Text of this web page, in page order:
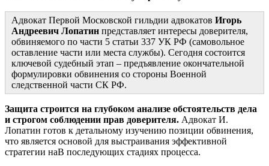
Адвокат Первой Московской гильдии адвокатов Игорь
Андреевич Лопатин представляет интересы доверителя,
обвиняемого по части 5 статьи 337 УК РФ (самовольное
оставление части или места службы). Сегодня состоится
ключевой судебный этап – предъявление окончательной
формулировки обвинения со стороны Военной
следственной части СК РФ.
Защита строится на глубоком анализе обстоятельств дела
и строгом соблюдении прав доверителя. Адвокат И.
Лопатин готов к детальному изучению позиции обвинения,
что является основой для выстраивания эффективной
стратегии наВ последующих стадиях процесса.